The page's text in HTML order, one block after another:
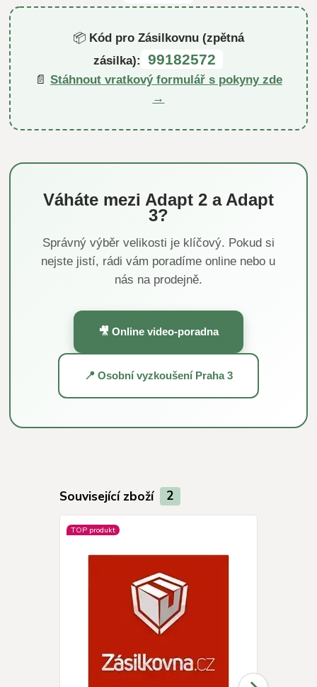
📦 Kód pro Zásilkovnu (zpětná
zásilka):
99182572
📄 Stáhnout vratkový formulář s pokyny zde
→
Váháte mezi Adapt 2 a Adapt
3?
Správný výběr velikosti je klíčový. Pokud si
nejste jistí, rádi vám poradíme online nebo u
nás na prodejně.
🎥 Online video-poradna
📍 Osobní vyzkoušení Praha 3
Související zboží 2
TOP produkt